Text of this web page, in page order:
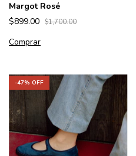
Margot Rosé
$899.00 $1,700.00
Comprar
-47% OFF